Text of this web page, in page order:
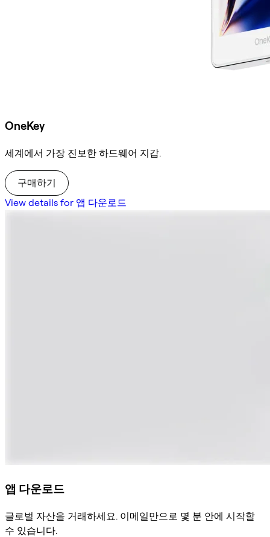
OneKey
세계에서 가장 진보한 하드웨어 지갑.
구매하기
View details for 앱 다운로드
앱 다운로드
글로벌 자산을 거래하세요. 이메일만으로 몇 분 안에 시작할
수 있습니다.